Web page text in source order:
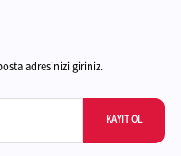
adresinizi giriniz.
KAYIT OL